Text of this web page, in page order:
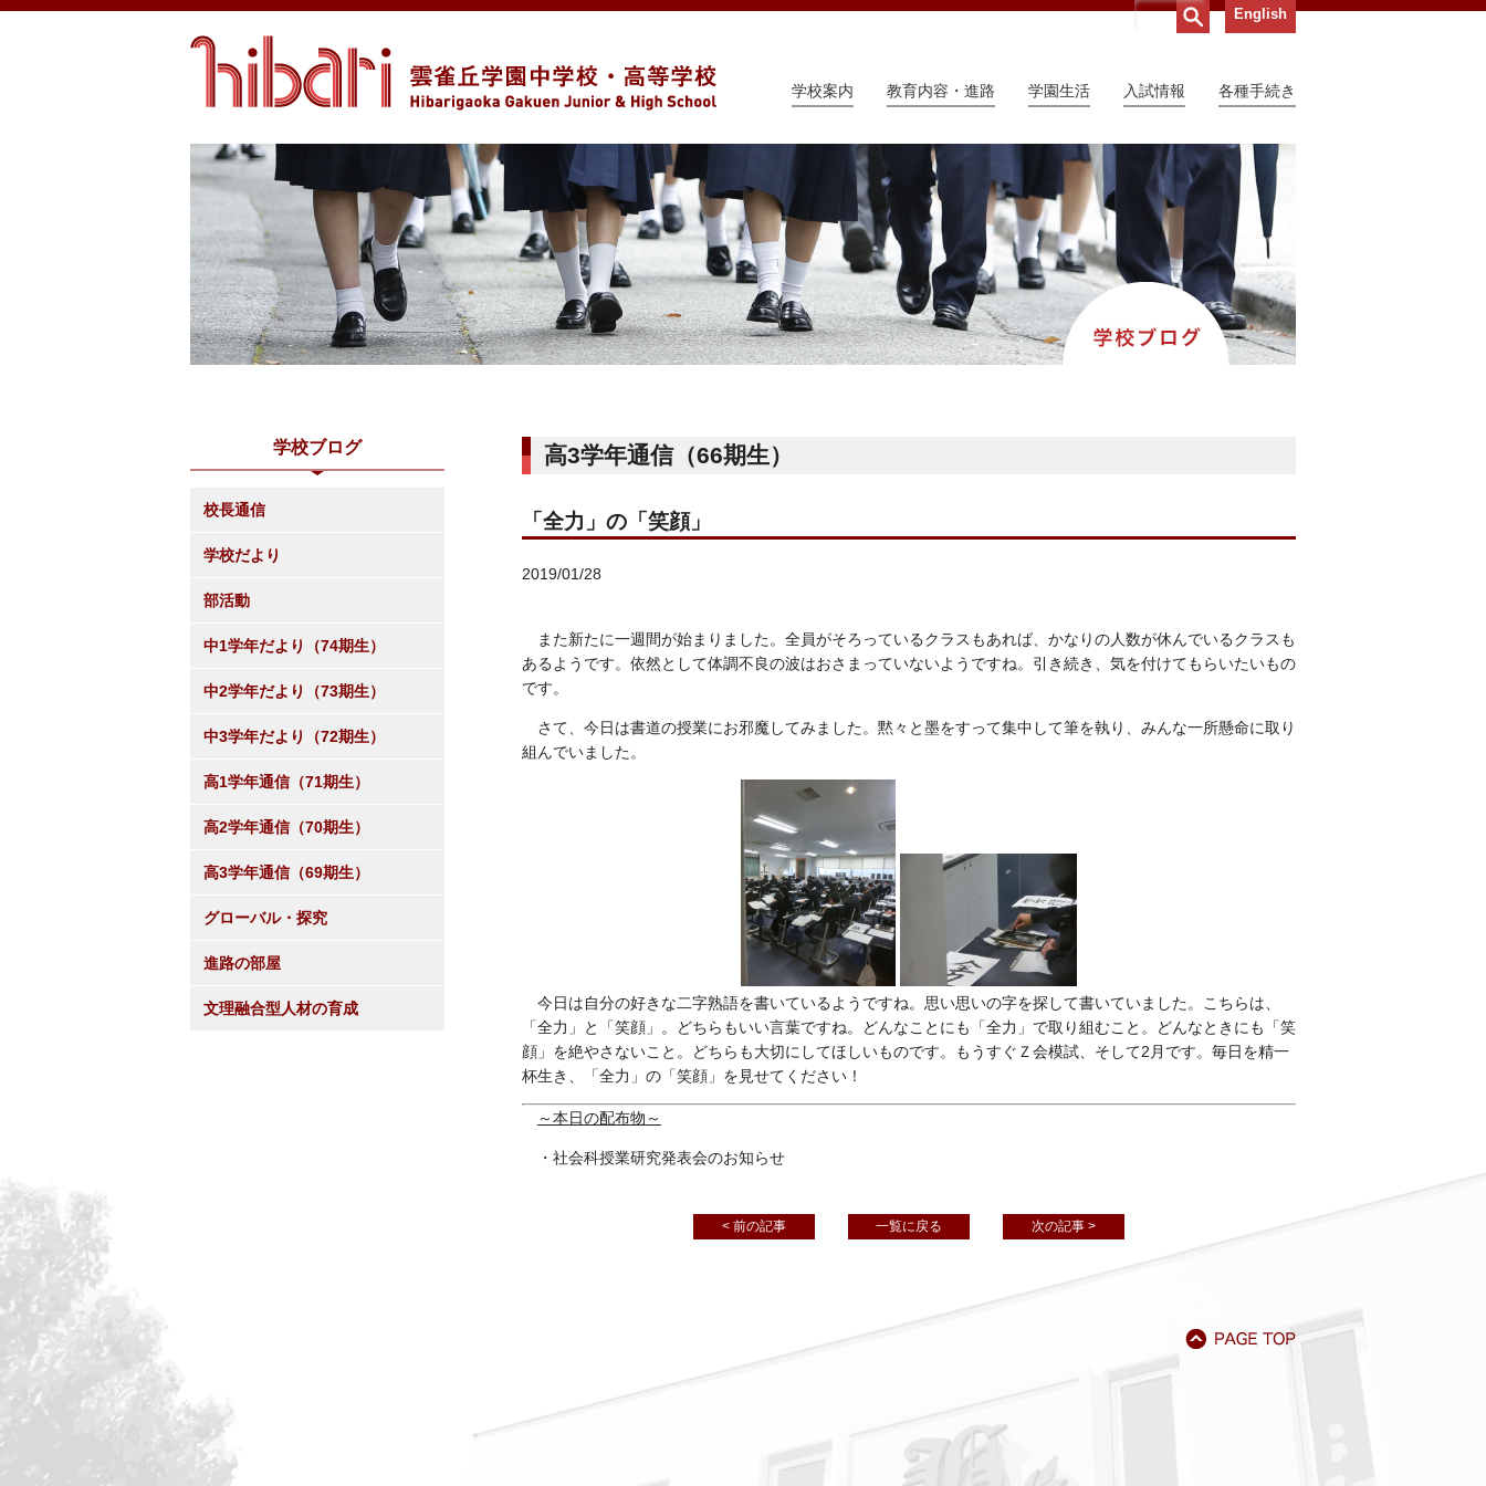
English
学校案内 教育内容・進路 学園生活 入試情報 各種手続き
高3学年通信（66期生）
「全力」の「笑顔」
2019/01/28
また新たに一週間が始まりました。全員がそろっているクラスもあれば、かなりの人数が休んでいるクラスも
あるようです。依然として体調不良の波はおさまっていないようですね。引き続き、気を付けてもらいたいもの
です。
さて、今日は書道の授業にお邪魔してみました。黙々と墨をすって集中して筆を執り、みんな一所懸命に取り
組んでいました。
今日は自分の好きな二字熟語を書いているようですね。思い思いの字を探して書いていました。こちらは、
「全力」と「笑顔」。どちらもいい言葉ですね。どんなことにも「全力」で取り組むこと。どんなときにも「笑
顔」を絶やさないこと。どちらも大切にしてほしいものです。もうすぐＺ会模試、そして2月です。毎日を精一
杯生き、「全力」の「笑顔」を見せてください！
～本日の配布物～
・社会科授業研究発表会のお知らせ
< 前の記事 一覧に戻る 次の記事 >
学校ブログ
校長通信
学校だより
部活動
中1学年だより（74期生）
中2学年だより（73期生）
中3学年だより（72期生）
高1学年通信（71期生）
高2学年通信（70期生）
高3学年通信（69期生）
グローバル・探究
進路の部屋
文理融合型人材の育成